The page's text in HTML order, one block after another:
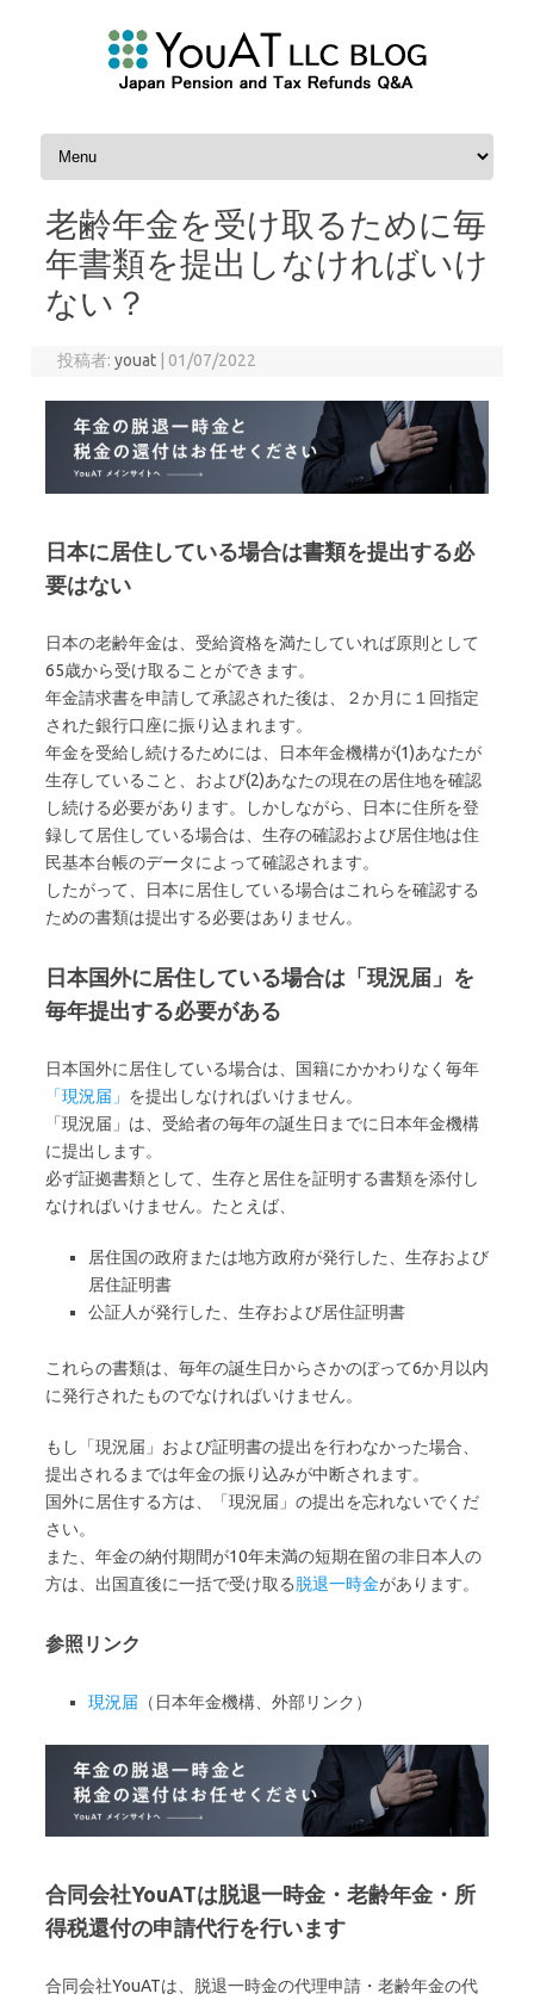
コンテンツへスキップ
老齢年金を受け取るために毎
年書類を提出しなければいけ
ない？
投稿者:youat 01/07/2022
日本に居住している場合は書類を提出する必
要はない
日本の老齢年金は、受給資格を満たしていれば原則として
65歳から受け取ることができます。
年金請求書を申請して承認された後は、２か月に１回指定
された銀行口座に振り込まれます。
年金を受給し続けるためには、日本年金機構が(1)あなたが
生存していること、および(2)あなたの現在の居住地を確認
し続ける必要があります。しかしながら、日本に住所を登
録して居住している場合は、生存の確認および居住地は住
民基本台帳のデータによって確認されます。
したがって、日本に居住している場合はこれらを確認する
ための書類は提出する必要はありません。
日本国外に居住している場合は「現況届」を
毎年提出する必要がある
日本国外に居住している場合は、国籍にかかわりなく毎年
「現況届」 を提出しなければいけません。
「現況届」は、受給者の毎年の誕生日までに日本年金機構
に提出します。
必ず証拠書類として、生存と居住を証明する書類を添付し
なければいけません。たとえば、
居住国の政府または地方政府が発行した、生存および
居住証明書
公証人が発行した、生存および居住証明書
これらの書類は、毎年の誕生日からさかのぼって6か月以内
に発行されたものでなければいけません。
もし「現況届」および証明書の提出を行わなかった場合、
提出されるまでは年金の振り込みが中断されます。
国外に居住する方は、「現況届」の提出を忘れないでくだ
さい。
また、年金の納付期間が10年未満の短期在留の非日本人の
方は、出国直後に一括で受け取る脱退一時金があります。
参照リンク
現況届 （日本年金機構、外部リンク）
合同会社YouATは脱退一時金・老齢年金・所
得税還付の申請代行を行います
合同会社YouATは、脱退一時金の代理申請・老齢年金の代